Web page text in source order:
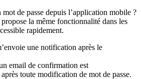
de passe depuis l’application mobile ?
la même fonctionnalité dans les
rapidement.
une notification après le
email de confirmation est
toute modification de mot de passe.